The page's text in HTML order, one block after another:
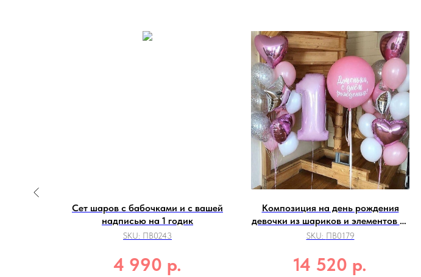
Сет шаров с бабочками и с вашей
надписью на 1 годик
SKU: ПВ0243
4 990 р.
Композиция на день рождения
девочки из шариков и элементов из
фольги
SKU: ПВ0179
14 520 р.